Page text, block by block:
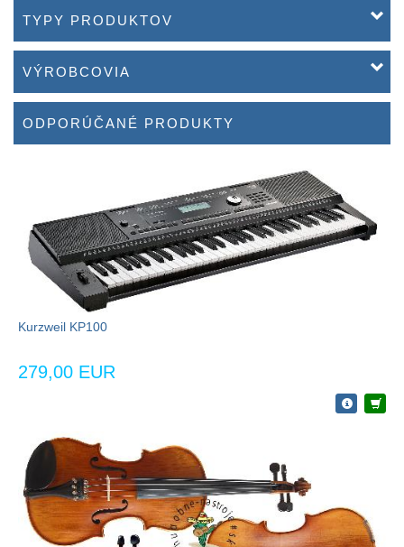
TYPY PRODUKTOV
VÝROBCOVIA
ODPORÚČANÉ PRODUKTY
Kurzweil KP100
279,00 EUR